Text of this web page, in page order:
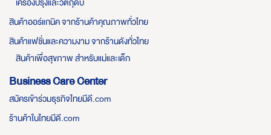
สินค้าออร์แกนิค จากร้านค้าคุณภาพทั่วไทย
สินค้าแฟชั่นและความงาม จากร้านดังทั่วไทย
สินค้าเพื่อสุขภาพ สำหรับแม่และเด็ก
Business Care Center
สมัครเข้าร่วมธุรกิจไทยมีดี.com
ร้านค้าในไทยมีดี.com